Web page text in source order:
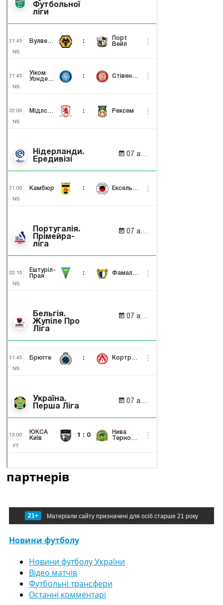
партнерів
21+ Матеріали сайту призначені для осіб старше 21 року
Новини футболу
Новини футболу України
Відео матчів
Футбольні трансфери
Останні комментарі